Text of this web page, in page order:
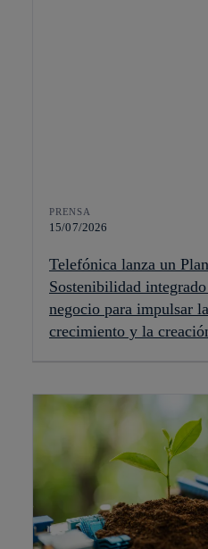
PRENSA
15/07/2026
Telefónica lanza un
Sostenibilidad
negocio para impulsar
crecimiento y la